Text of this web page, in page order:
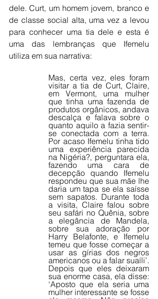
dele. Curt, um homem jovem, branco e
de classe social alta, uma vez a levou
para conhecer uma tia dele e esta é
uma das lembranças que Ifemelu
utiliza em sua narrativa:
Mas, certa vez, eles foram
visitar a tia de Curt, Claire,
em Vermont, uma mulher
que tinha uma fazenda de
produtos orgânicos, andava
descalça e falava sobre o
quanto aquilo a fazia sentir-
se conectada com a terra.
Por acaso Ifemelu tinha tido
uma experiência parecida
na Nigéria?, perguntara ela,
fazendo uma cara de
decepção quando Ifemelu
respondeu que sua mãe lhe
daria um tapa se ela saísse
sem sapatos. Durante toda
a visita, Claire falou sobre
seu safári no Quênia, sobre
a elegância de Mandela,
sobre sua adoração por
Harry Belafonte, e Ifemelu
temeu que fosse começar a
usar as gírias dos negros
americanos ou a falar suaíli’.
Depois que eles deixaram
sua enorme casa, ela disse:
‘Aposto que ela seria uma
mulher interessante se fosse